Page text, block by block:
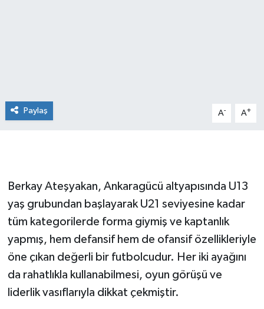
Paylaş A- A+
Berkay Ateşyakan, Ankaragücü altyapısında U13
yaş grubundan başlayarak U21 seviyesine kadar
tüm kategorilerde forma giymiş ve kaptanlık
yapmış, hem defansif hem de ofansif özellikleriyle
öne çıkan değerli bir futbolcudur. Her iki ayağını
da rahatlıkla kullanabilmesi, oyun görüşü ve
liderlik vasıflarıyla dikkat çekmiştir.